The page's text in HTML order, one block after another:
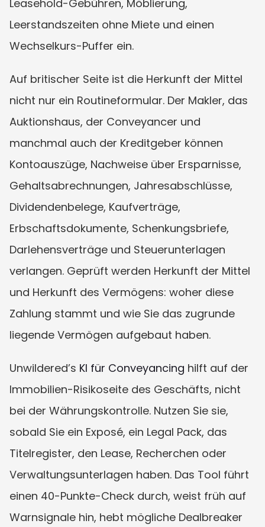
Leasehold-Gebühren, Möblierung,
Leerstandszeiten ohne Miete und einen
Wechselkurs-Puffer ein.
Auf britischer Seite ist die Herkunft der Mittel
nicht nur ein Routineformular. Der Makler, das
Auktionshaus, der Conveyancer und
manchmal auch der Kreditgeber können
Kontoauszüge, Nachweise über Ersparnisse,
Gehaltsabrechnungen, Jahresabschlüsse,
Dividendenbelege, Kaufverträge,
Erbschaftsdokumente, Schenkungsbriefe,
Darlehensverträge und Steuerunterlagen
verlangen. Geprüft werden Herkunft der Mittel
und Herkunft des Vermögens: woher diese
Zahlung stammt und wie Sie das zugrunde
liegende Vermögen aufgebaut haben.
Unwildered’s KI für Conveyancing hilft auf der
Immobilien-Risikoseite des Geschäfts, nicht
bei der Währungskontrolle. Nutzen Sie sie,
sobald Sie ein Exposé, ein Legal Pack, das
Titelregister, den Lease, Recherchen oder
Verwaltungsunterlagen haben. Das Tool führt
einen 40-Punkte-Check durch, weist früh auf
Warnsignale hin, hebt mögliche Dealbreaker